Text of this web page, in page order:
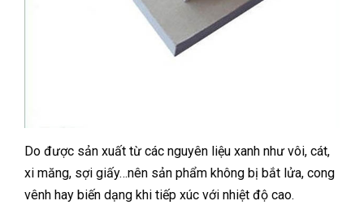
Do được sản xuất từ các nguyên liệu xanh như vôi, cát,
xi măng, sợi giấy…nên sản phẩm không bị bắt lửa, cong
vênh hay biến dạng khi tiếp xúc với nhiệt độ cao.